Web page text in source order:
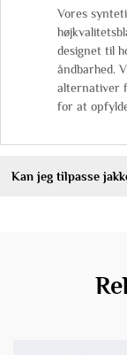
Vores
designet til
åndbarhed.
alternativer
for at
Kan jeg tilpasse